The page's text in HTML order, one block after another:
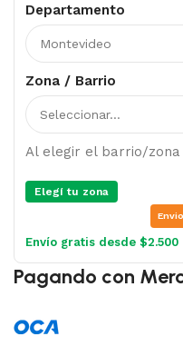
Departamento
Zona / Barrio
Al elegir el barrio/
Elegí tu zona
Envío gratis desde $2.500
Pagando con